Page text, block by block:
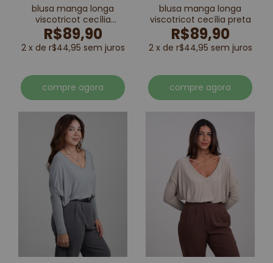
blusa manga longa
viscotricot cecília
marrom
R$89,90
2 x de r$44,95 sem juros
compre agora
blusa manga longa
viscotricot cecília preta
R$89,90
2 x de r$44,95 sem juros
compre agora